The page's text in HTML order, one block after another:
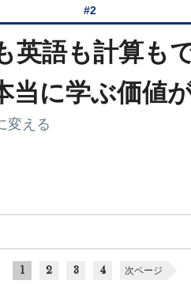
#2
英語も計算も
に学ぶ価値
変える
1 2 3 4 次ページ